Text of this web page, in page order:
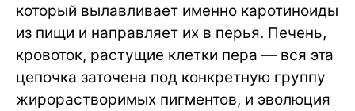
который вылавливает именно каротиноиды
из пищи и направляет их в перья. Печень,
кровоток, растущие клетки пера — вся эта
цепочка заточена под конкретную группу
жирорастворимых пигментов, и эволюция